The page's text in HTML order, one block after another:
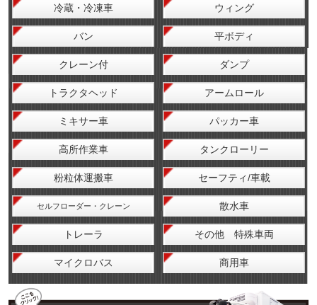
冷蔵・冷凍車 ウィング
バン 平ボディ
クレーン付 ダンプ
トラクタヘッド アームロール
ミキサー車 パッカー車
高所作業車 タンクローリー
粉粒体運搬車 セーフティ/車載
セルフローダー・クレーン 散水車
トレーラ その他 特殊車両
マイクロバス 商用車